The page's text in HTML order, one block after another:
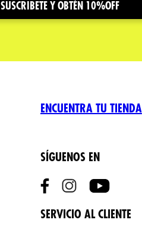
SUSCRIBETE Y OBTÉN 10%OFF
ENCUENTRA TU TIENDA
SÍGUENOS EN
SERVICIO AL CLIENTE